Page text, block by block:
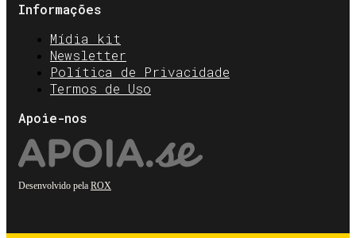
Informações
Mídia kit
Newsletter
Política de Privacidade
Termos de Uso
Apoie-nos
Desenvolvido pela ROX